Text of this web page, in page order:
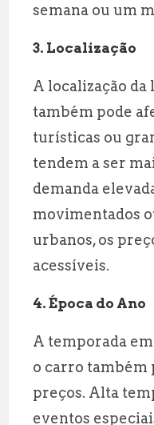
semana ou um
3. Localização
A localização da
também pode
turísticas ou
tendem a ser
demanda
movimentados
urbanos, os
acessíveis.
4. Época do Ano
A temporada
o carro também
preços. Alta
eventos